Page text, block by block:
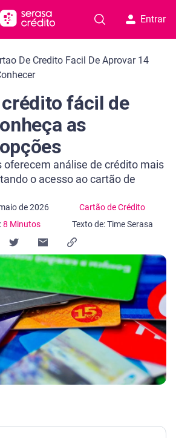
Entrar
De Credito Facil De Aprovar 14
fácil de
as
oferecem análise de crédito mais
o acesso ao cartão de
de 2026 Cartão de Crédito
Crédito
8 Minutos Texto de: Time Serasa